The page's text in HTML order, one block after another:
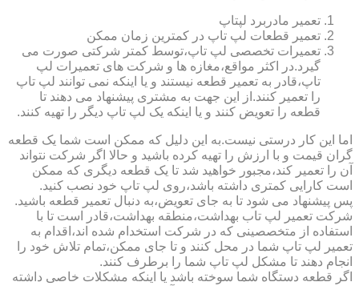
تعمیر مادربرد لپتاپ
تعمیر قطعات لپ تاپ در کمترین زمان ممکن
تعمیرات تخصصی لپ تاپ،توسط کمتر شرکتی صورت می
گیرد.در اکثر مواقع،مغازه ها و شرکت های تعمیرات لپ
تاپ،قادر به تعمیر قطعه نیستند و یا اینکه نمی توانند لپ تاپ
را تعمیر کنند.از این جهت به مشتری پیشنهاد می دهند تا
قطعه را تعویض کنند و یا اینکه یک لپ تاپ دیگر را تهیه کنند.
اما این کار درستی نیست.به این دلیل که ممکن است شما یک قطعه
گران قیمت و با ارزش را تهیه کرده باشید و حالا اگر شرکت نتواند
آن را تعمیر کند،مجبور خواهید شد تا یک قطعه دیگری که ممکن
است کارایی کمتری داشته باشد،روی لپ تاپ خود نصب کنید.
پس پیشنهاد می شود تا به جای تعویض،به دنبال تعمیر قطعه باشید.
شرکت تعمیر لپ تاب بهداشت،منطقه بهداشت،قادر است تا با
استفاده از متخصصینی که در شرکت استخدام شده اند،اقدام به
تعمیر لپ تاپ شما در محل کنند و تا جای ممکن،تمام تلاش خود را
انجام دهند تا مشکل لپ تاپ شما را برطرف کنند.
اگر قطعه دستگاه شما سوخته باشد یا اینکه مشکلات خاصی داشته